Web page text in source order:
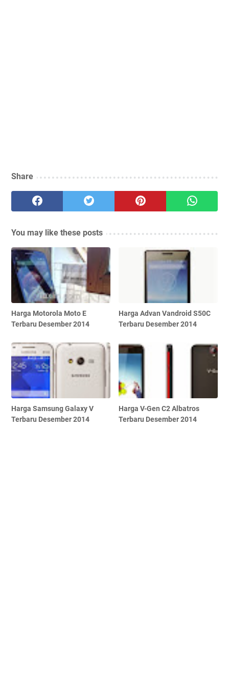
Share
You may like these posts
Harga Motorola Moto E
Terbaru Desember 2014
Harga Advan Vandroid S50C
Terbaru Desember 2014
Harga Samsung Galaxy V
Terbaru Desember 2014
Harga V-Gen C2 Albatros
Terbaru Desember 2014